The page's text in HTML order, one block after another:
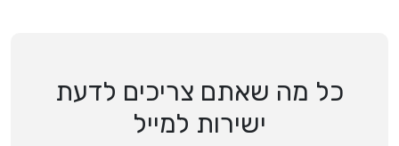
כל מה שאתם צריכים לדעת
ישירות למייל